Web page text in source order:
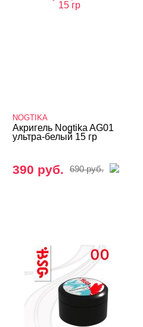
Жидкие гели и полигели
Акригель (полигель)
Bagheera Nails
BLOOM
CHARME
NOGTIKA
Акригель Nogtika AG01
ультра-белый 15 гр
390 руб. 690 руб.